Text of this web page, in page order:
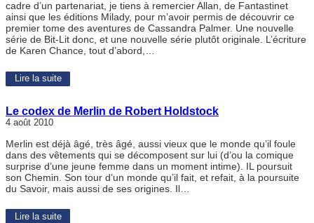
cadre d’un partenariat, je tiens à remercier Allan, de Fantastinet
ainsi que les éditions Milady, pour m’avoir permis de découvrir ce
premier tome des aventures de Cassandra Palmer. Une nouvelle
série de Bit-Lit donc, et une nouvelle série plutôt originale. L’écriture
de Karen Chance, tout d’abord,…
Lire la suite
Le codex de Merlin de Robert Holdstock
4 août 2010
Merlin est déjà âgé, très âgé, aussi vieux que le monde qu’il foule
dans des vêtements qui se décomposent sur lui (d’ou la comique
surprise d’une jeune femme dans un moment intime). IL poursuit
son Chemin. Son tour d’un monde qu’il fait, et refait, à la poursuite
du Savoir, mais aussi de ses origines. Il…
Lire la suite